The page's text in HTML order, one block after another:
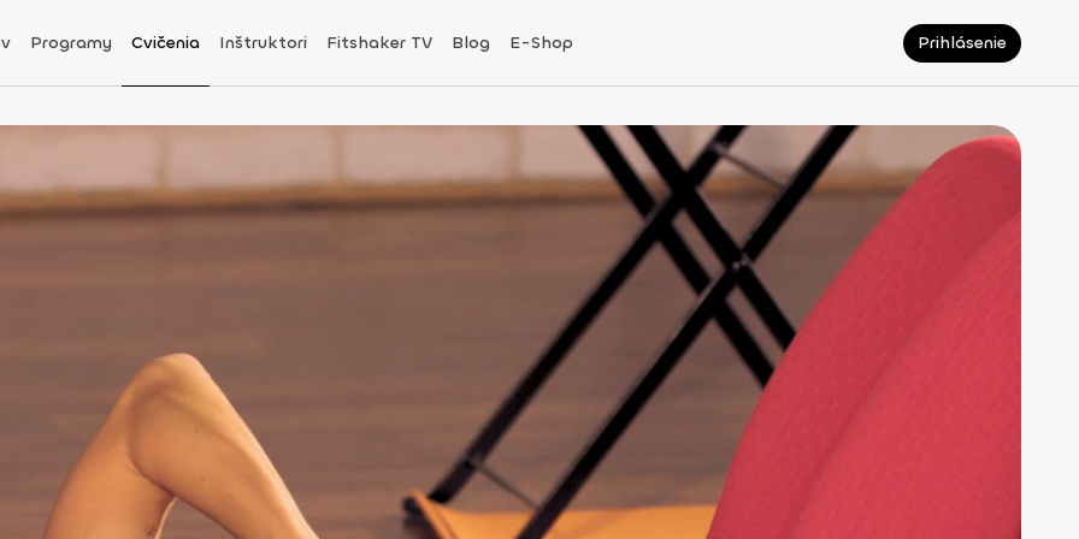
Programy Cvičenia Inštruktori Fitshaker TV Blog E-Shop Prihlásenie